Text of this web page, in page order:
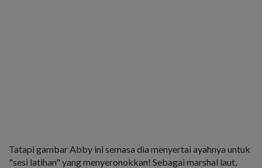
Tatapi gambar Abby ini semasa dia menyertai ayahnya untuk
"sesi latihan" yang menyeronokkan! Sebagai marshal laut,